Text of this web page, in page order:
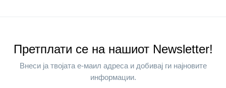
Претплати се на нашиот Newsletter!
Внеси ја твојата е-маил адреса и добивај ги најновите
информации.